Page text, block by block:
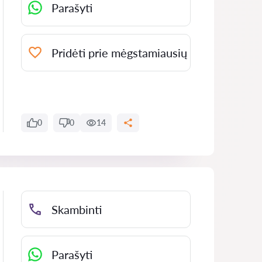
Parašyti
Pridėti prie mėgstamiausių
0 0 14
Skambinti
Parašyti